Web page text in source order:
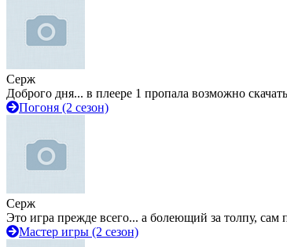
Серж
Доброго дня... в плеере 1 пропала возможно
Погоня (2 сезон)
Серж
Это игра прежде всего... а болеющий за толпу, сам
Мастер игры (2 сезон)